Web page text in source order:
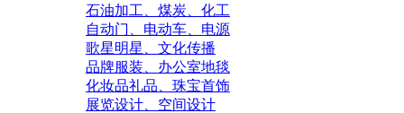
石油加工、煤炭、化工
自动门、电动车、电源
歌星明星、文化传播
品牌服装、办公室地毯
化妆品礼品、珠宝首饰
展览设计、空间设计